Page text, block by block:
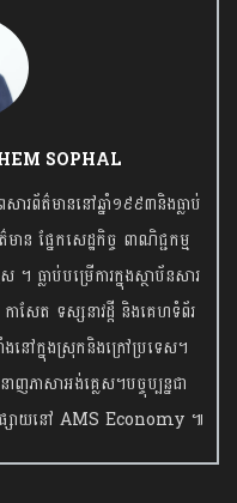
SOPHAL
រព័ត៌មាននៅឆ្នាំ១៩៩៣និងធ្លាប់
ផ្នែកសេដ្ឋកិច្ច ពាណិជ្ជកម្ម
ធ្លាប់បម្រើការក្នុងស្ថាប័នសារ
ាសែត ទស្សនាវដ្តី និងគេហទំព័រ
ងនៅក្នុងស្រុកនិងក្រៅប្រទេស។
ញភាសាអង់គ្លេស។បច្ចុប្បន្នជា
វផ្សាយនៅ AMS Economy ៕